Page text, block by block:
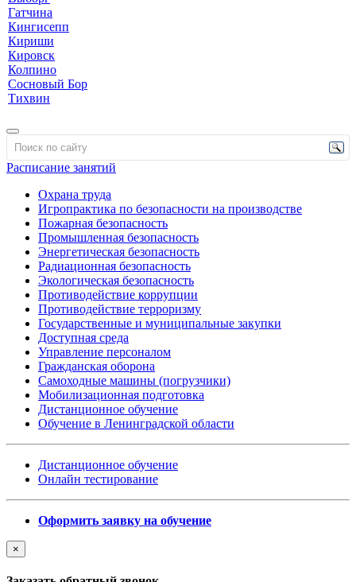
Гатчина
Кингисепп
Кириши
Кировск
Колпино
Сосновый Бор
Тихвин
Расписание занятий
Охрана труда
Игропрактика по безопасности на производстве
Пожарная безопасность
Промышленная безопасность
Энергетическая безопасность
Радиационная безопасность
Экологическая безопасность
Противодействие коррупции
Противодействие терроризму
Государственные и муниципальные закупки
Доступная среда
Управление персоналом
Гражданская оборона
Самоходные машины (погрузчики)
Мобилизационная подготовка
Дистанционное обучение
Обучение в Ленинградской области
Дистанционное обучение
Онлайн тестирование
Оформить заявку на обучение
×